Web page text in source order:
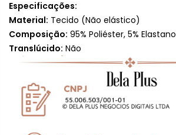
Especificações:
Material: Tecido (Não elástico)
Composição: 95% Poliéster, 5% Elastano
Translúcido: Não